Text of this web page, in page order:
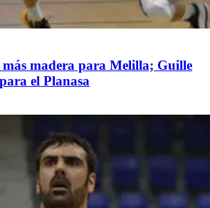
madera para Melilla; Guille
el Planasa